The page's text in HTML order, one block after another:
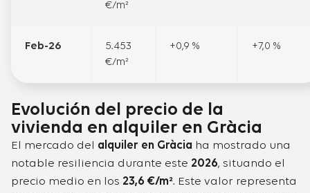
€/m²
Feb-26
5.453
€/m²
+0,9 % +7,0 %
Evolución del precio de la
vivienda en alquiler en Gràcia
El mercado del alquiler en Gràcia ha mostrado una
notable resiliencia durante este 2026, situando el
precio medio en los 23,6 €/m². Este valor representa